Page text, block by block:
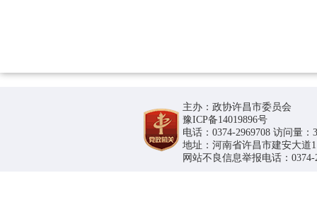
主办：政协许昌市委员会
豫ICP备14019896号
电话：0374-2969708 访问量：
地址：河南省许昌市建安大道
网站不良信息举报电话：